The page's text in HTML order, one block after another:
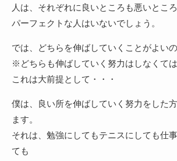
人は、それぞれに良いところも悪いとこ
パーフェクトな人はいないでしょう。
では、どちらを伸ばしていくことがよいの
※どちらも伸ばしていく努力はしなくて
これは大前提として・・・
僕は、良い所を伸ばしていく努力をした
ます。
それは、勉強にしてもテニスにしても仕
ても